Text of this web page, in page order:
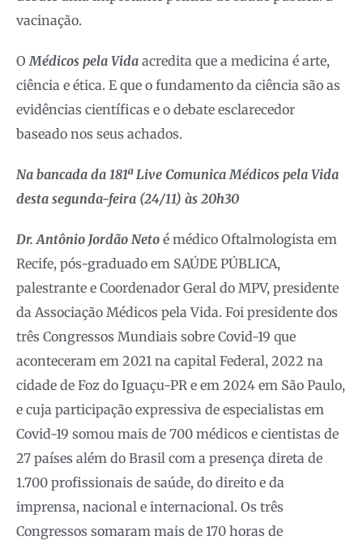
vacinação.
O Médicos pela Vida acredita que a medicina é arte,
ciência e ética. E que o fundamento da ciência são as
evidências científicas e o debate esclarecedor
baseado nos seus achados.
Na bancada da 181ª Live Comunica Médicos pela Vida
desta segunda-feira (24/11) às 20h30
Dr. Antônio Jordão Neto é médico Oftalmologista em
Recife, pós-graduado em SAÚDE PÚBLICA,
palestrante e Coordenador Geral do MPV, presidente
da Associação Médicos pela Vida. Foi presidente dos
três Congressos Mundiais sobre Covid-19 que
aconteceram em 2021 na capital Federal, 2022 na
cidade de Foz do Iguaçu-PR e em 2024 em São Paulo,
e cuja participação expressiva de especialistas em
Covid-19 somou mais de 700 médicos e cientistas de
27 países além do Brasil com a presença direta de
1.700 profissionais de saúde, do direito e da
imprensa, nacional e internacional. Os três
Congressos somaram mais de 170 horas de